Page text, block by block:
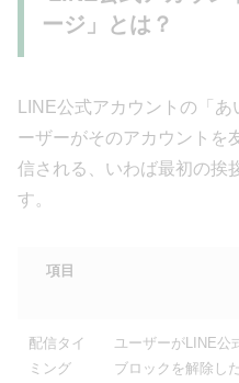
ージ」とは？
LINE公式アカウントの「
ーザーがそのアカウントを
信される、いわば最初の挨
す。
項目
配信タイ
ミング
ユーザーがLINE公
ブロックを解除し